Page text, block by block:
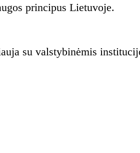
principus Lietuvoje.
su valstybinėmis